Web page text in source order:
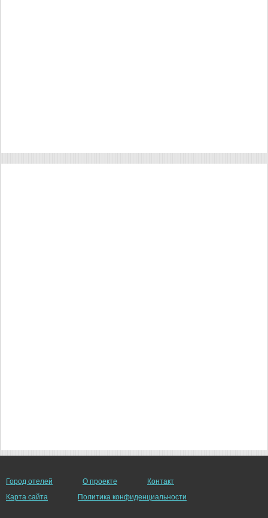
Город отелей О проекте
Контакт
Карта сайта
Политика конфиденциальности